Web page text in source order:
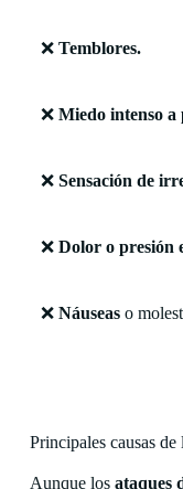
❌ Temblores.
❌ Miedo intenso
❌ Sensación de
❌ Dolor o presión
❌ Náuseaso
Principales causas
Aunque los ataques